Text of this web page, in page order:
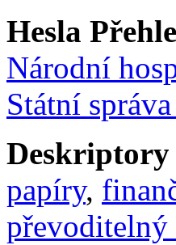
Hesla
Národní
Státní
papíry,
převoditelný